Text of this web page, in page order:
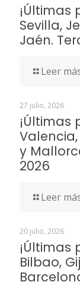
¡Últimas
Sevilla,
Jaén.
Leer
27 julio, 2026
¡Últimas
y
2026
Leer
20 julio, 2026
¡Últimas
Bilbao,